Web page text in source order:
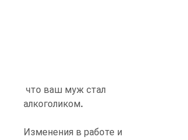
алкоголиком.
Изменения в работе и